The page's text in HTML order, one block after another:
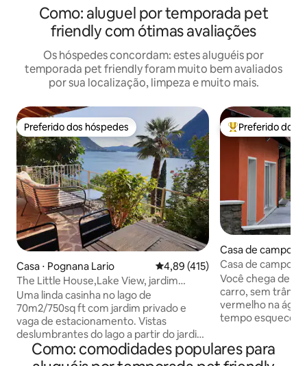
Como: aluguel por temporada pet
friendly com ótimas avaliações
Os hóspedes concordam: estes aluguéis por
temporada pet friendly foram muito bem avaliados
por sua localização, limpeza e muito mais.
Preferido dos hóspedes
Preferido dos hóspedes
Casa ⋅ Pognana Lario 4,89 de uma avaliação média de
4,89 (415)
The Little House,Lake View, jardim
privado e estacionamento
Uma linda casinha no lago de
70m2/750sq ft com jardim privado e
vaga de estacionamento. Vistas
deslumbrantes do lago a partir do jardim,
terraço e de todos os quartos! Interiores
cuidadosamente selecionados com
Entre os
Preferido dos
Casa de campo ⋅
herita
Casa de campo
frente ao lago
Você chega de
carro, sem
vermelho na
tempo esqueceu,
licença). Dois
terraço coberto
Como: comodidades populares para